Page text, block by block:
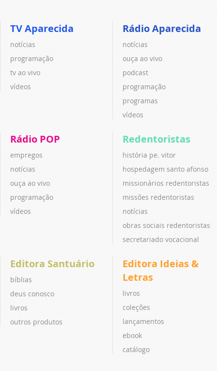
TV Aparecida
notícias
programação
tv ao vivo
vídeos
Rádio Aparecida
notícias
ouça ao vivo
podcast
programação
programas
vídeos
Rádio POP
empregos
notícias
ouça ao vivo
programação
vídeos
Redentoristas
história pe. vitor
hospedagem santo afonso
missionários redentoristas
missões redentoristas
notícias
obras sociais redentoristas
secretariado vocacional
Editora Santuário
bíblias
deus conosco
livros
outros produtos
Editora Ideias &
Letras
livros
coleções
lançamentos
ebook
catálogo